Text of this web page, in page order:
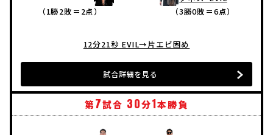
（1勝2敗＝2点）
（3勝0敗＝6点）
12分21秒 EVIL→片エビ固め
試合詳細を見る
第7試合 30分1本勝負